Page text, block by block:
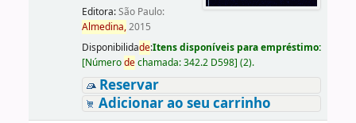
Editora:São Paulo:
Almedina,2015
Disponibilidade:Itens disponíveis para empréstimo:
[Númerodechamada:342.2 D598] (2).
Reservar
Adicionar ao seu carrinho